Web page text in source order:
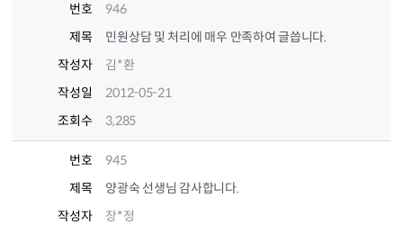
번호
946
제목
민원상담 및 처리에 매우 만족하여 글씁니다.
작성자
김*환
작성일
2012-05-21
조회수
3,285
번호
945
제목
양광숙 선생님 감사합니다.
작성자
장*정